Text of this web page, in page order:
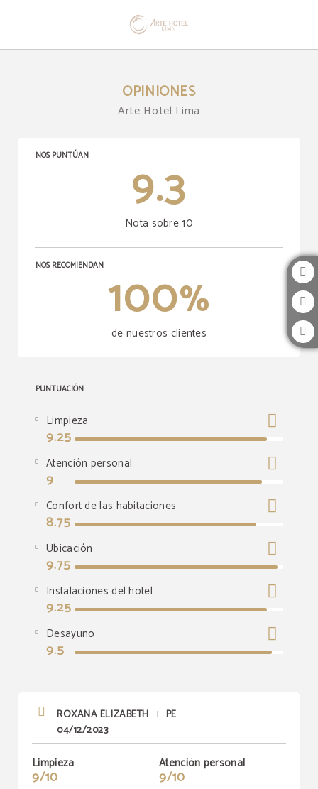
OPINIONES
Arte Hotel Lima
NOS PUNTÚAN 9.3
Nota sobre 10
NOS RECOMIENDAN 100%
de nuestros clientes
PUNTUACIÓN
Limpieza
9.25
Atención personal
9
Confort de las habitaciones
8.75
Ubicación
9.75
Instalaciones del hotel
9.25
Desayuno
9.5
ROXANA ELIZABETH |
PE
04/12/2023
Limpieza
9/10
Atención personal
9/10